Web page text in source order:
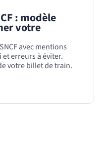
: modèle
votre
avec mentions
erreurs à éviter.
votre billet de train.